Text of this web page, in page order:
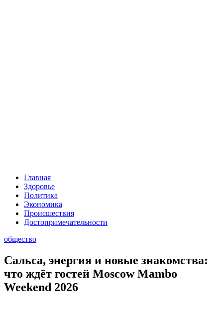
Главная
Здоровье
Политика
Экономика
Происшествия
Достопримечательности
общество
Сальса, энергия и новые знакомства:
что ждёт гостей Moscow Mambo
Weekend 2026